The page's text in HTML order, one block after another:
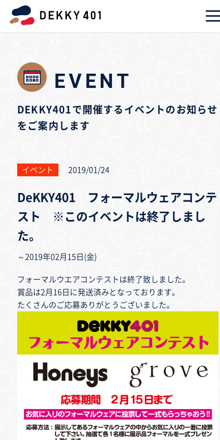
EVENT
DEKKY401で開催するイベントのお知らせ
をご案内します
イベント 2019/01/24
DeKKY401 フォーマルウェアコンテ
スト ※このイベントは終了しまし
た。
～2019年02月15日(金)
フォーマルウエアコンテストは終了致しました。
賞品は2月16日に発送済みとなっております。
たくさんのご応募ありがとうございました。